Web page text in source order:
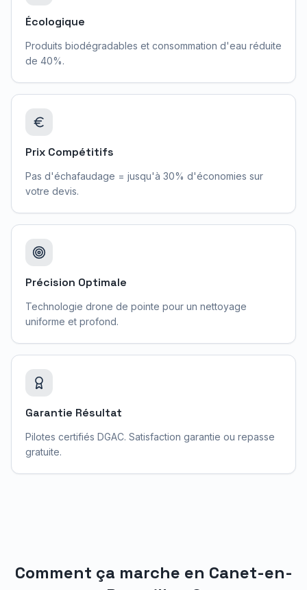
Écologique
Produits biodégradables et consommation d'eau réduite
de 40%.
Prix Compétitifs
Pas d'échafaudage = jusqu'à 30% d'économies sur
votre devis.
Précision Optimale
Technologie drone de pointe pour un nettoyage
uniforme et profond.
Garantie Résultat
Pilotes certifiés DGAC. Satisfaction garantie ou repasse
gratuite.
Comment ça marche en Canet-en-